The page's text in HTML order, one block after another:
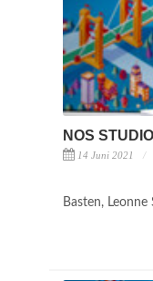
NOS
14 Juni 2021
Basten,